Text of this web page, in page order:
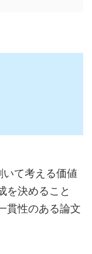
て考える価値
を決めること
貫性のある論文